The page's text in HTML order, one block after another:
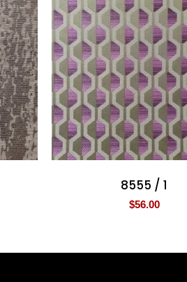
8555 / 1
$56.00